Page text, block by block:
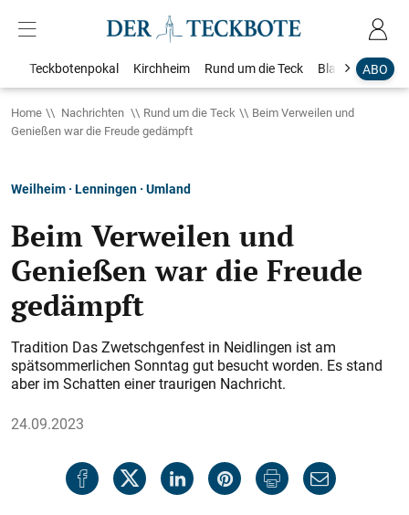
ABO
Teckbotenpokal Kirchheim Rund um die Teck Blaulicht
Home Nachrichten Rund um die Teck
Beim Verweilen und
Genießen war die Freude gedämpft
Weilheim · Lenningen · Umland
Beim Verweilen und
Genießen war die Freude
gedämpft
Tradition Das Zwetschgenfest in Neidlingen ist am
spätsommerlichen Sonntag gut besucht worden. Es stand
aber im Schatten einer traurigen Nachricht.
24.09.2023